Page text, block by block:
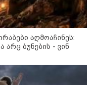
- როგორც კი
გასვლა
რეგიონებზე
ცენტრი,
პოლიტიკური ფუნქცია
- მათი
ოპოზიციის
აღმოაჩინეს:
არც ბუნების - ვინ